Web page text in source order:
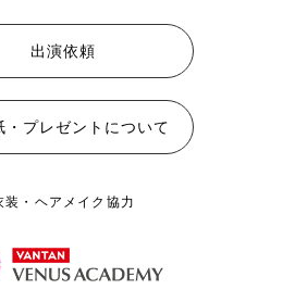
出演依頼
・プレゼントについて
装・ヘアメイク協力